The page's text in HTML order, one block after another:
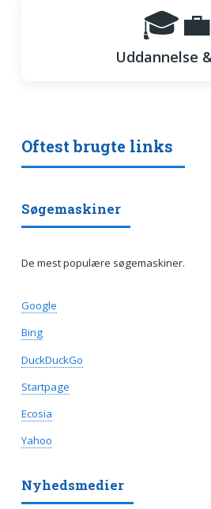
🎓💼
Uddannelse
Oftest brugte links
Søgemaskiner
De mest populære søgemaskiner.
Google
Bing
DuckDuckGo
Startpage
Ecosia
Yahoo
Nyhedsmedier